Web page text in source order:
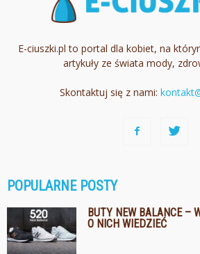
E-ciuszki.pl to portal dla kobiet, na
artykuły ze świata mody,
Skontaktuj się z nami:
POPULARNE POSTY
BUTY NEW BALANCE –
O NICH WIEDZIEĆ